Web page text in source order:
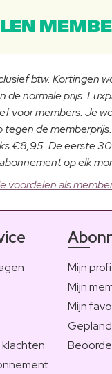
btw. Kortingen
de normale prijs.
voor members. Je
tegen de
€8,95. De eerste 30
op elk
voordelen als
Mijn
Mijn
Mijn